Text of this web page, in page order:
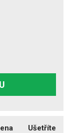
Ušetříte